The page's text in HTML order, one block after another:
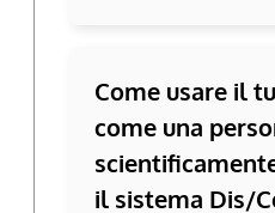
Come usare il
come una
il sistema Dis/